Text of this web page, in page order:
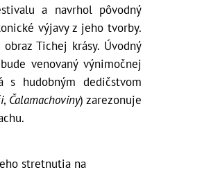
a navrhol pôvodný
výjavy z jeho tvorby.
Tichej krásy. Úvodný
bude venovaný výnimočnej
s hudobným dedičstvom
, Čalamachoviny) zarezonuje
stretnutia na